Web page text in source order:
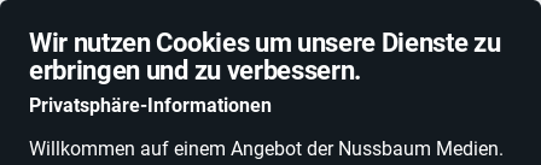
Wir nutzen Cookies um unsere Dienste zu
erbringen und zu verbessern.
Privatsphäre-Informationen
Willkommen auf einem Angebot der Nussbaum Medien.